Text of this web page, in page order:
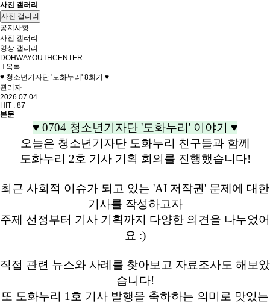
사진 갤러리
사진 갤러리
공지사항
사진 갤러리
영상 갤러리
DOHWAYOUTHCENTER
목록
♥ 청소년기자단 '도화누리' 8회기 ♥
관리자
2026.07.04
HIT : 87
본문
♥ 0704 청소년기자단 '도화누리' 이야기 ♥
오늘은 청소년기자단 도화누리 친구들과 함께
도화누리 2호 기사 기획 회의를 진행했습니다!
최근 사회적 이슈가 되고 있는 'AI 저작권' 문제에 대한
기사를 작성하고자
주제 선정부터 기사 기획까지 다양한 의견을 나누었어
요 :)
직접 관련 뉴스와 사례를 찾아보고 자료조사도 해보았
습니다!
또 도화누리 1호 기사 발행을 축하하는 의미로 맛있는